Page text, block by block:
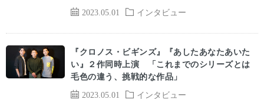
2023.05.01 インタビュー
2023.05.01 インタビュー
『クロノス・ビギンズ』『あしたあなたあいた
い』２作同時上演 「これまでのシリーズとは
毛色の違う、挑戦的な作品」